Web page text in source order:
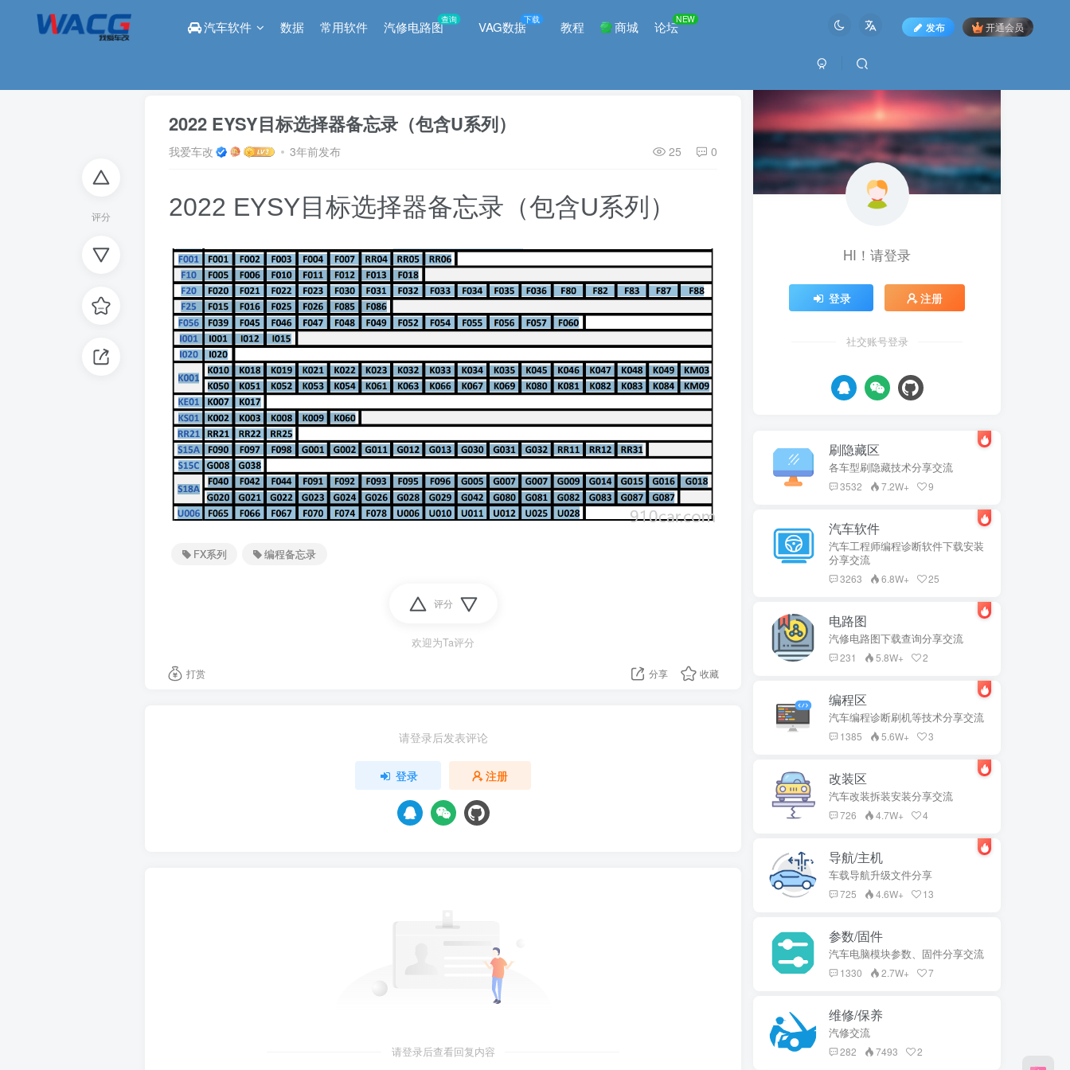
汽车软件 数据 常用软件 汽修电路图查询 VAG数据下载 教程 商城 论坛NEW
发布 开通会员
评分
2022 EYSY目标选择器备忘录（包含U系列）
我爱车改 3年前发布 25 0
2022 EYSY目标选择器备忘录（包含U系列）
FX系列 编程备忘录
评分
欢迎为Ta评分
打赏 分享 收藏
请登录后发表评论
登录 注册
请登录后查看回复内容
HI！请登录
登录 注册
社交账号登录
刷隐藏区
各车型刷隐藏技术分享交流
3532 7.2W+ 9
汽车软件
汽车工程师编程诊断软件下载安装
分享交流
3263 6.8W+ 25
电路图
汽修电路图下载查询分享交流
231 5.8W+ 2
编程区
汽车编程诊断刷机等技术分享交流
1385 5.6W+ 3
改装区
汽车改装拆装安装分享交流
726 4.7W+ 4
导航/主机
车载导航升级文件分享
725 4.6W+ 13
参数/固件
汽车电脑模块参数、固件分享交流
1330 2.7W+ 7
维修/保养
汽修交流
282 7493 2